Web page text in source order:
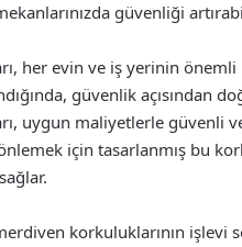
güvenliği
her evin ve iş yerinin önemli
güvenlik açısından
uygun maliyetlerle güvenli
için tasarlanmış bu
korkuluklarının